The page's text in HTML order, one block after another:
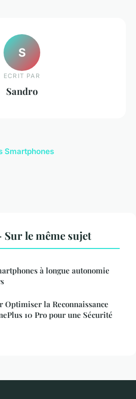
S
ECRIT PAR
Sandro
Smartphones
le même sujet
à longue autonomie
Optimiser la Reconnaissance
10 Pro pour une Sécurité